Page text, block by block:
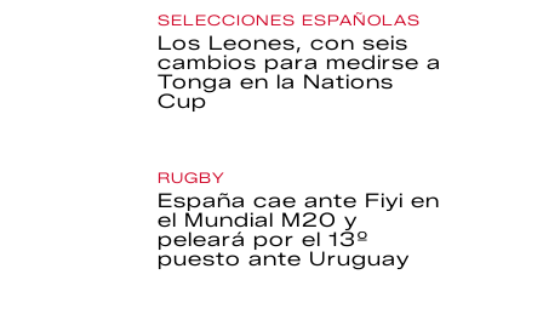
SELECCIONES ESPAÑOLAS
Los Leones, con seis
cambios para medirse a
Tonga en la Nations
Cup
RUGBY
España cae ante Fiyi en
el Mundial M20 y
peleará por el 13º
puesto ante Uruguay